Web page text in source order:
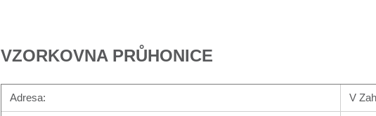
VZORKOVNA PRŮHONICE
Adresa: V